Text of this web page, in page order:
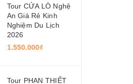
Tour CỬA LÒ Nghệ
An Giá Rẻ Kinh
Nghiệm Du Lịch
2026
1.550.000₫
Tour PHAN THIẾT